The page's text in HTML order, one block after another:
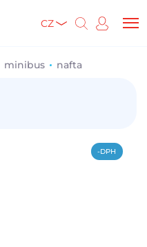
CZ
minibus nafta
-DPH